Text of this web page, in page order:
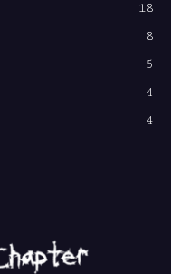
18
8
5
4
4